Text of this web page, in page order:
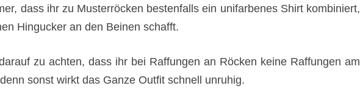
dass ihr zu Musterröcken bestenfalls ein unifarbenes Shirt kombiniert,
Hingucker an den Beinen schafft.
zu achten, dass ihr bei Raffungen an Röcken keine Raffungen am
sonst wirkt das Ganze Outfit schnell unruhig.